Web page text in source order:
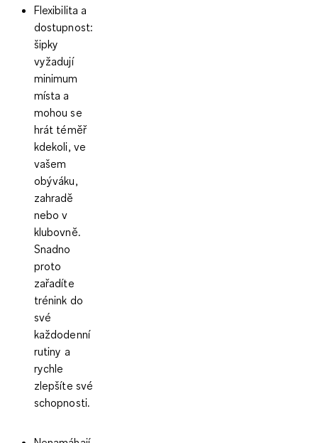
Flexibilita a
dostupnost:
šipky
vyžadují
minimum
místa a
mohou se
hrát téměř
kdekoli, ve
vašem
obýváku,
zahradě
nebo v
klubovně.
Snadno
proto
zařadíte
trénink do
své
každodenní
rutiny a
rychle
zlepšíte své
schopnosti.